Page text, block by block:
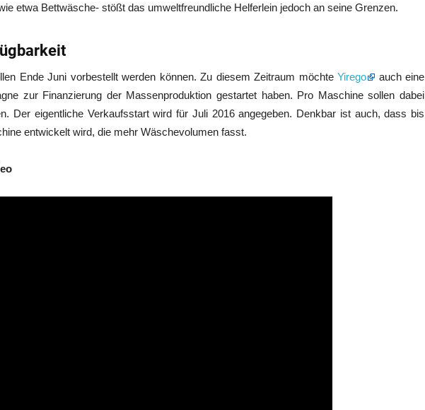
etwa Bettwäsche- stößt das umweltfreundliche Helferlein jedoch an seine Grenzen.
Ende Juni vorbestellt werden können. Zu diesem Zeitraum möchteYirego
auch eine
zur Finanzierung der Massenproduktion gestartet haben. Pro Maschine sollen dabei
Der eigentliche Verkaufsstart wird für Juli 2016 angegeben. Denkbar ist auch, dass bis
entwickelt wird, die mehr Wäschevolumen fasst.